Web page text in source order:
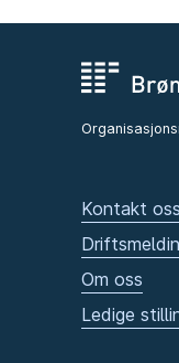
Kontakt oss
Om oss
Ledige